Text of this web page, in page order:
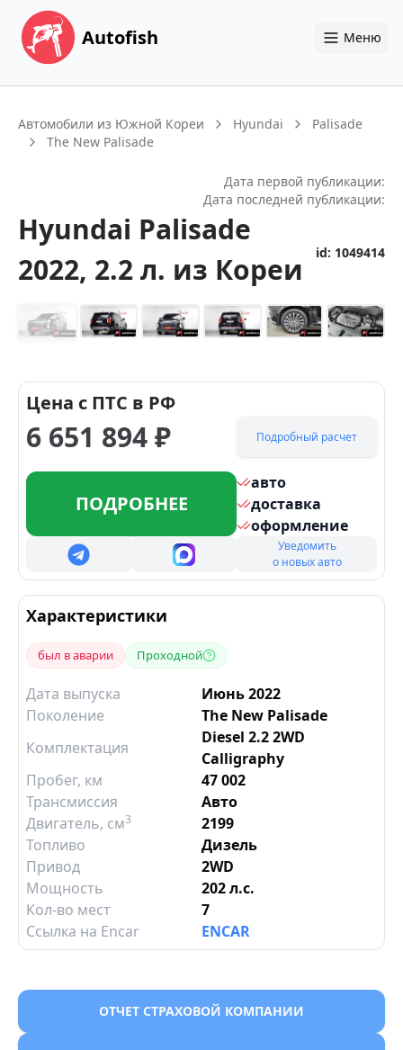
Autofish Меню
Автомобили из Южной Кореи Hyundai
Palisade
The New Palisade
Дата первой публикации:
Дата последней публикации:
Hyundai Palisade
2022, 2.2 л. из Кореи id: 1049414
Цена с ПТС в РФ
6 651 894₽ Подробный расчет
ПОДРОБНЕЕ
авто
доставка
оформление
Уведомить
о новых авто
Характеристики
был в аварии Проходной
Дата выпуска
Июнь 2022
Поколение
The New Palisade
Комплектация
Diesel 2.2 2WD
Calligraphy
Пробег, км
47 002
Трансмиссия
Авто
Двигатель, см3
2199
Топливо
Дизель
Привод
2WD
Мощность
202 л.с.
Кол-во мест
7
Ссылка на Encar
ENCAR
ОТЧЕТ СТРАХОВОЙ КОМПАНИИ